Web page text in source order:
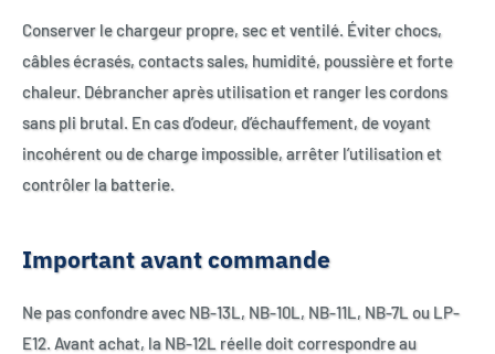
Conserver le chargeur propre, sec et ventilé. Éviter chocs,
câbles écrasés, contacts sales, humidité, poussière et forte
chaleur. Débrancher après utilisation et ranger les cordons
sans pli brutal. En cas d’odeur, d’échauffement, de voyant
incohérent ou de charge impossible, arrêter l’utilisation et
contrôler la batterie.
Important avant commande
Ne pas confondre avec NB-13L, NB-10L, NB-11L, NB-7L ou LP-
E12. Avant achat, la NB-12L réelle doit correspondre au